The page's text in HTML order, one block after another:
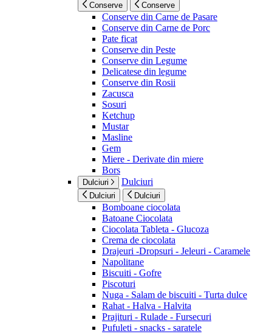
Conserve Conserve
Conserve din Carne de Pasare
Conserve din Carne de Porc
Pate ficat
Conserve din Peste
Conserve din Legume
Delicatese din legume
Conserve din Rosii
Zacusca
Sosuri
Ketchup
Mustar
Masline
Gem
Miere - Derivate din miere
Bors
Dulciuri Dulciuri
Dulciuri Dulciuri
Bomboane ciocolata
Batoane Ciocolata
Ciocolata Tableta - Glucoza
Crema de ciocolata
Drajeuri -Dropsuri - Jeleuri - Caramele
Napolitane
Biscuiti - Gofre
Piscoturi
Nuga - Salam de biscuiti - Turta dulce
Rahat - Halva - Halvita
Prajituri - Rulade - Fursecuri
Pufuleti - snacks - saratele